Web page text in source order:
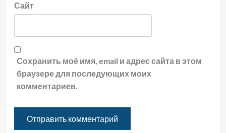
Сайт
Сохранить моё имя, email и адрес сайта в этом
браузере для последующих моих
комментариев.